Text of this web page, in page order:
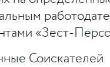
«Зест-
Соискателей